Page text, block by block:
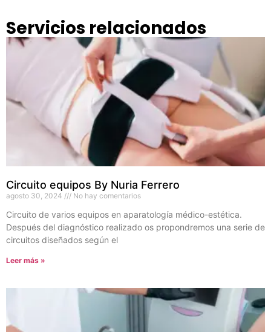
Servicios relacionados
Circuito equipos By Nuria Ferrero
agosto 30, 2024 No hay comentarios
Circuito de varios equipos en aparatología médico-estética.
Después del diagnóstico realizado os propondremos una serie de
circuitos diseñados según el
Leer más »